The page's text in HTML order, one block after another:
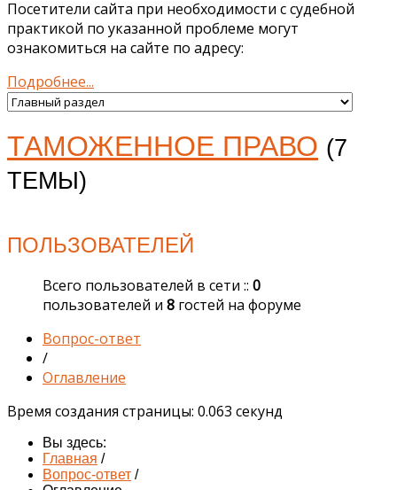
Посетители сайта при необходимости с судебной
практикой по указанной проблеме могут
ознакомиться на сайте по адресу:
Подробнее...
ТАМОЖЕННОЕ ПРАВО (7
ТЕМЫ)
ПОЛЬЗОВАТЕЛЕЙ
Всего пользователей в сети :: 0
пользователей и 8 гостей на форуме
Вопрос-ответ
/
Оглавление
Время создания страницы: 0.063 секунд
Вы здесь:
Главная /
Вопрос-ответ /